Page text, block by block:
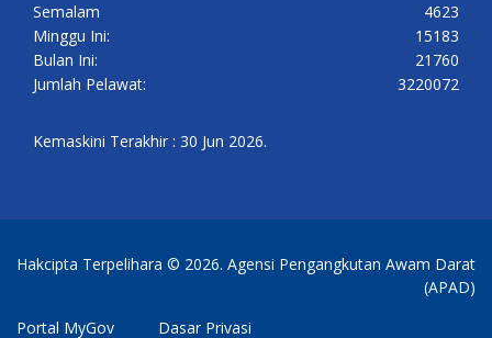
Semalam
4623
Minggu Ini:
15183
Bulan Ini:
21760
Jumlah Pelawat:
3220072
Kemaskini Terakhir : 30 Jun 2026.
Hakcipta Terpelihara © 2026. Agensi Pengangkutan Awam Darat
(APAD)
Portal MyGov
Dasar Privasi